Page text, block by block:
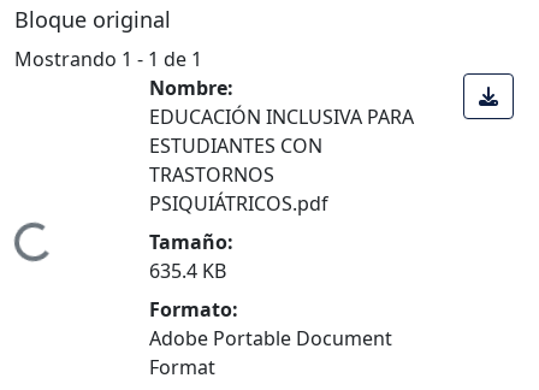
Bloque original
Mostrando 1 - 1 de 1
Nombre:
EDUCACIÓN INCLUSIVA PARA
ESTUDIANTES CON
TRASTORNOS
PSIQUIÁTRICOS.pdf
Tamaño:
635.4 KB
Formato:
Adobe Portable Document
Format